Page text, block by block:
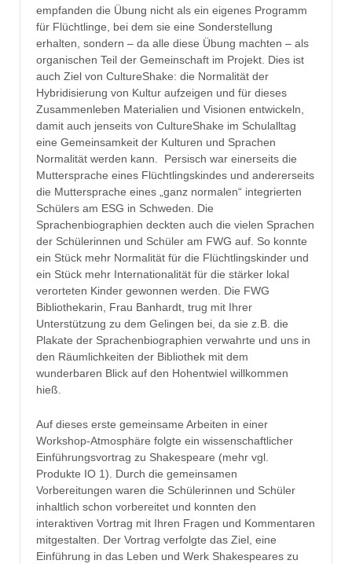
empfanden die Übung nicht als ein eigenes Programm
für Flüchtlinge, bei dem sie eine Sonderstellung
erhalten, sondern – da alle diese Übung machten – als
organischen Teil der Gemeinschaft im Projekt. Dies ist
auch Ziel von CultureShake: die Normalität der
Hybridisierung von Kultur aufzeigen und für dieses
Zusammenleben Materialien und Visionen entwickeln,
damit auch jenseits von CultureShake im Schulalltag
eine Gemeinsamkeit der Kulturen und Sprachen
Normalität werden kann. Persisch war einerseits die
Muttersprache eines Flüchtlingskindes und andererseits
die Muttersprache eines „ganz normalen“ integrierten
Schülers am ESG in Schweden. Die
Sprachenbiographien deckten auch die vielen Sprachen
der Schülerinnen und Schüler am FWG auf. So konnte
ein Stück mehr Normalität für die Flüchtlingskinder und
ein Stück mehr Internationalität für die stärker lokal
verorteten Kinder gewonnen werden. Die FWG
Bibliothekarin, Frau Banhardt, trug mit Ihrer
Unterstützung zu dem Gelingen bei, da sie z.B. die
Plakate der Sprachenbiographien verwahrte und uns in
den Räumlichkeiten der Bibliothek mit dem
wunderbaren Blick auf den Hohentwiel willkommen
hieß.
Auf dieses erste gemeinsame Arbeiten in einer
Workshop-Atmosphäre folgte ein wissenschaftlicher
Einführungsvortrag zu Shakespeare (mehr vgl.
Produkte IO 1). Durch die gemeinsamen
Vorbereitungen waren die Schülerinnen und Schüler
inhaltlich schon vorbereitet und konnten den
interaktiven Vortrag mit Ihren Fragen und Kommentaren
mitgestalten. Der Vortrag verfolgte das Ziel, eine
Einführung in das Leben und Werk Shakespeares zu